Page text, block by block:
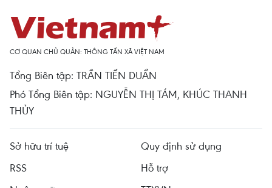
CƠ QUAN CHỦ QUẢN: THÔNG TẤN XÃ VIỆT NAM
Tổng Biên tập: TRẦN TIẾN DUẨN
Phó Tổng Biên tập: NGUYỄN THỊ TÁM, KHÚC THANH
THỦY
Sở hữu trí tuệ
Quy định sử dụng
RSS
Hỗ trợ